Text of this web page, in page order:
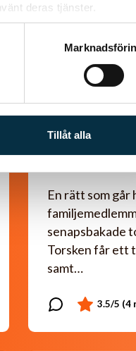
deras tjänster.
Tillåt alla
rostad
En rätt som går
senapsbakade
Torsken får ett
samt…